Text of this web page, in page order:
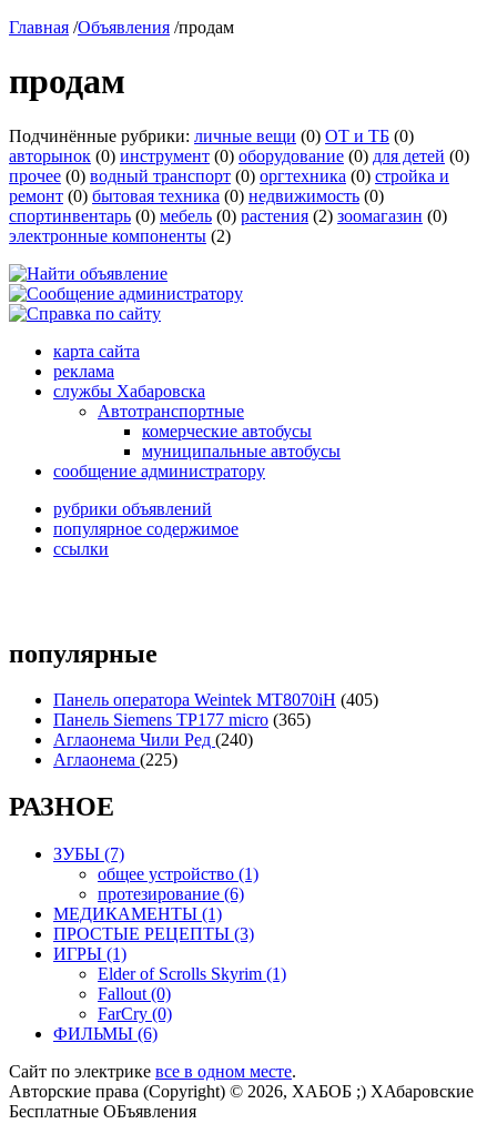
Главная /Объявления /продам
продам
Подчинённые рубрики: личные вещи (0) ОТ и ТБ (0)
авторынок (0) инструмент (0) оборудование (0) для детей (0)
прочее (0) водный транспорт (0) оргтехника (0) стройка и
ремонт (0) бытовая техника (0) недвижимость (0)
спортинвентарь (0) мебель (0) растения (2) зоомагазин (0)
электронные компоненты (2)
карта сайта
реклама
службы Хабаровска
Автотранспортные
комерческие автобусы
муниципальные автобусы
сообщение администратору
рубрики объявлений
популярное содержимое
ссылки
популярные
Панель оператора Weintek MT8070iH (405)
Панель Siemens TP177 micro (365)
Аглаонема Чили Ред (240)
Аглаонема (225)
РАЗНОЕ
ЗУБЫ (7)
общее устройство (1)
протезирование (6)
МЕДИКАМЕНТЫ (1)
ПРОСТЫЕ РЕЦЕПТЫ (3)
ИГРЫ (1)
Elder of Scrolls Skyrim (1)
Fallout (0)
FarCry (0)
ФИЛЬМЫ (6)
Сайт по электрике все в одном месте.
Авторские права (Copyright) © 2026, ХАБОБ ;) ХАбаровские
Бесплатные ОБъявления